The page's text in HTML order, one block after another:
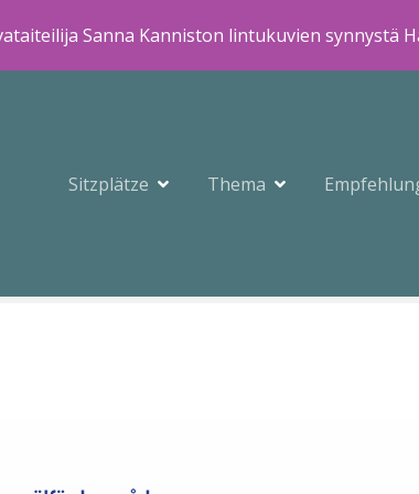
Sanna Kanniston lintukuvien synnystä
Sitzplätze Thema